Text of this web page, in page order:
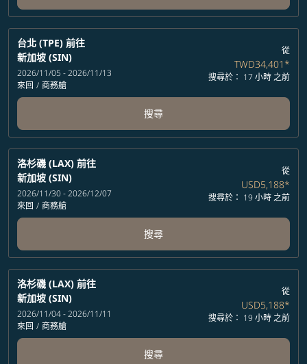
台北 (TPE) 前往
新加坡 (SIN)
2026/11/05 - 2026/11/13
來回 / 商務艙
從
TWD34,401*
搜尋於： 17 小時 之前
搜尋
洛杉磯 (LAX) 前往
新加坡 (SIN)
2026/11/30 - 2026/12/07
來回 / 商務艙
從
USD5,188*
搜尋於： 19 小時 之前
搜尋
洛杉磯 (LAX) 前往
新加坡 (SIN)
2026/11/04 - 2026/11/11
來回 / 商務艙
從
USD5,188*
搜尋於： 19 小時 之前
搜尋